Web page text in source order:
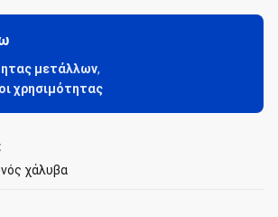
μετάλλων,
χρησιμότητας
χάλυβα